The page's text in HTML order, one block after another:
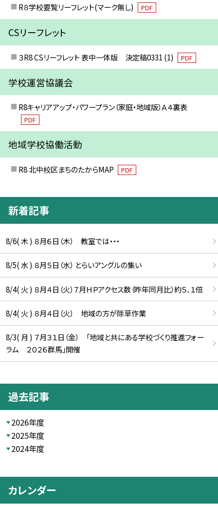
R８学校要覧リーフレット(マーク無し) PDF
CSリーフレット
３R8 CSリーフレット 表中一体版 決定稿0331 (1) PDF
学校運営協議会
R8キャリアアップ・パワープラン（家庭・地域版）Ａ４裏表
PDF
地域学校協働活動
R8 北中校区まちのたからMAP PDF
新着記事
8/6( 木 ) ８月６日（木） 教室では・・・
8/5( 水 ) ８月５日（水） とらいアングルの集い
8/4( 火 ) ８月４日（火）７月ＨＰアクセス数（昨年同月比）約５．１倍
8/4( 火 ) ８月４日（火） 地域の方が除草作業
8/3( 月 ) ７月３１日（金） 「地域と共にある学校づくり推進フォー
ラム ２０２６群馬」開催
過去記事
2026年度
2025年度
2024年度
カレンダー